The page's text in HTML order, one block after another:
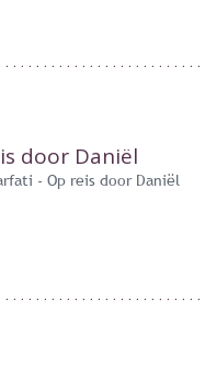
door Daniël
- Op reis door Daniël